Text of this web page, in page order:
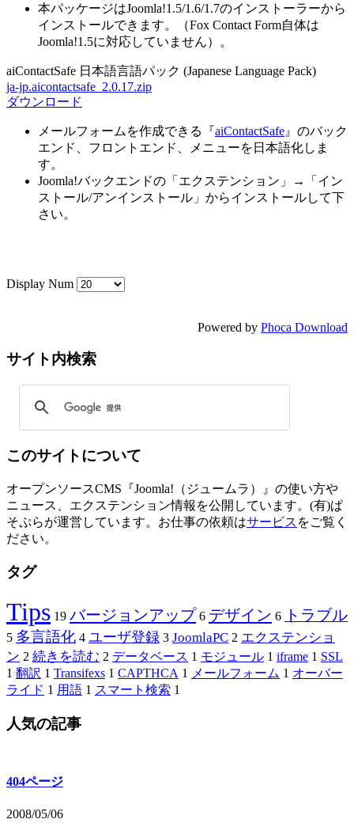
本パッケージはJoomla!1.5/1.6/1.7のインストーラーから
インストールできます。（Fox Contact Form自体は
Joomla!1.5に対応していません）。
aiContactSafe 日本語言語パック (Japanese Language Pack)
ja-jp.aicontactsafe_2.0.17.zip
ダウンロード
メールフォームを作成できる『aiContactSafe 』のバック
エンド、フロントエンド、メニューを日本語化しま
す。
Joomla!バックエンドの「エクステンション」→「イン
ストール/アンインストール」からインストールして下
さい。
Display Num
Powered by Phoca Download
サイト内検索
このサイトについて
オープンソースCMS『Joomla!（ジュームラ）』の使い方や
ニュース、エクステンション情報を公開しています。(有)ぱ
そぷらが運営しています。お仕事の依頼はサービス をご覧く
ださい。
タグ
Tips 19 バージョンアップ 6 デザイン 6 トラブル
5 多言語化 4 ユーザ登録 3 JoomlaPC 2 エクステンショ
ン 2 続きを読む 2 データベース 1 モジュール 1 iframe 1 SSL
1 翻訳 1 Transifexs 1 CAPTHCA 1 メールフォーム 1 オーバー
ライド 1 用語 1 スマート検索 1
人気の記事
404ページ
2008/05/06